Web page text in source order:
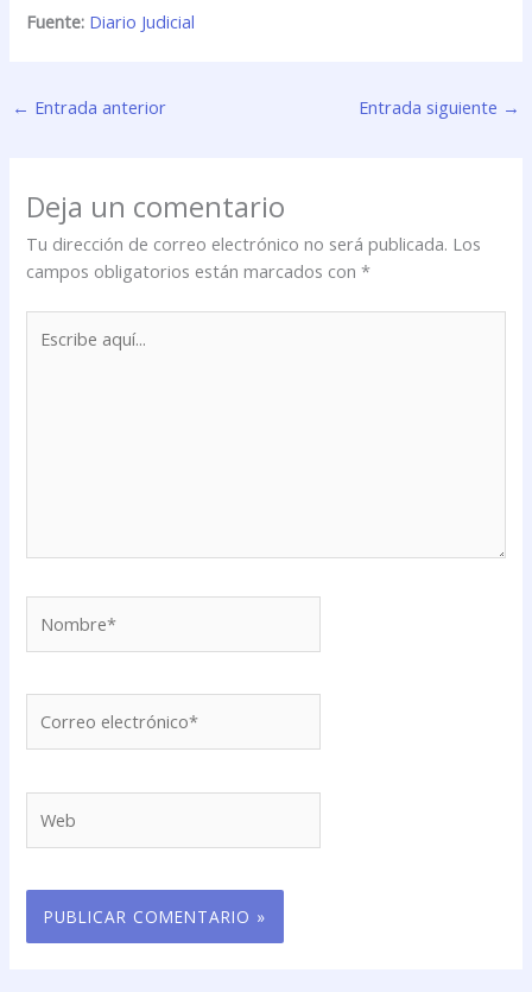
Fuente: Diario Judicial
← Entrada anterior Entrada siguiente →
Deja un comentario
Tu dirección de correo electrónico no será publicada. Los
campos obligatorios están marcados con*
aquí...
electrónico*